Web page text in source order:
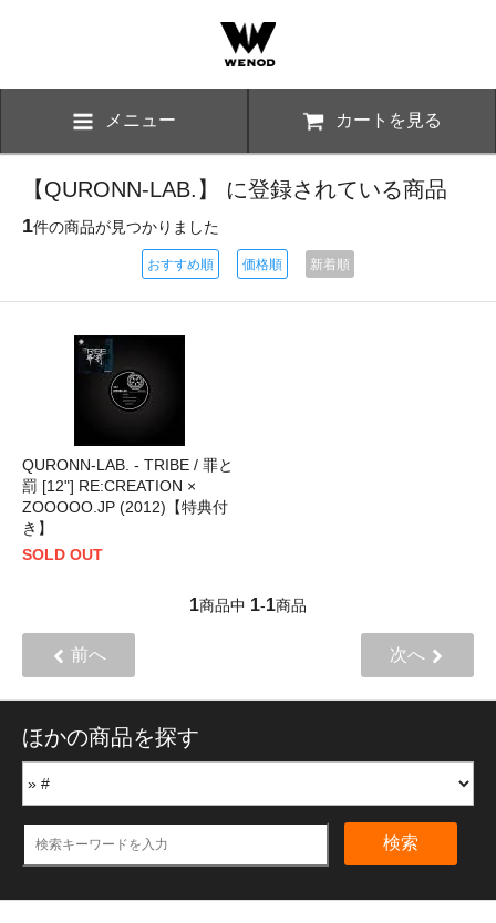
メニュー カートを見る
【QURONN-LAB.】 に登録されている商品
1件の商品が見つかりました
おすすめ順 価格順 新着順
QURONN-LAB. - TRIBE / 罪と
罰 [12"] RE:CREATION ×
ZOOOOO.JP (2012)【特典付
き】
SOLD OUT
1商品中 1-1商品
前へ 次へ
ほかの商品を探す
検索